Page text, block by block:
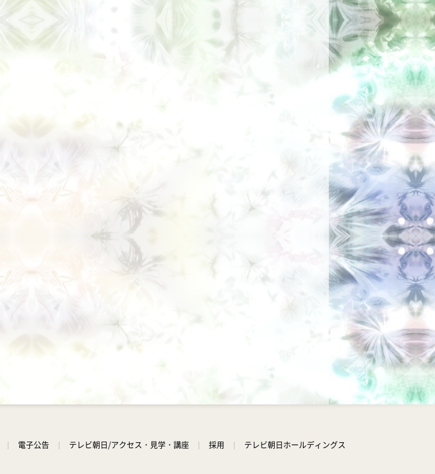
電子公告 テレビ朝日/アクセス・見学・講座 採用 テレビ朝日ホールディングス